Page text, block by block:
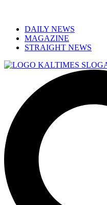
DAILY NEWS
MAGAZINE
STRAIGHT NEWS